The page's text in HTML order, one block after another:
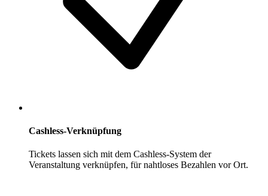
Cashless-Verknüpfung
Tickets lassen sich mit dem Cashless-System der
Veranstaltung verknüpfen, für nahtloses Bezahlen vor Ort.